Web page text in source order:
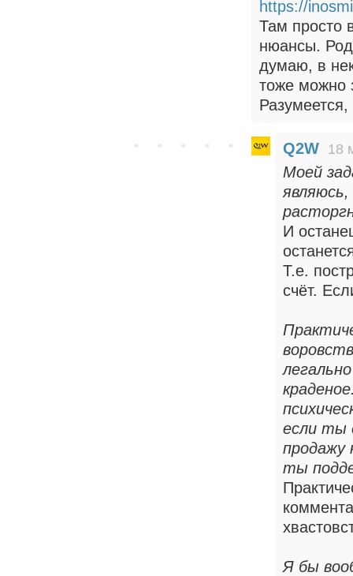
https://
Там просто
нюансы.
думаю, в
тоже можно
Q2W 18
Моей
И
Т.е.
счёт.
если ты
продажу
ты
Я бы